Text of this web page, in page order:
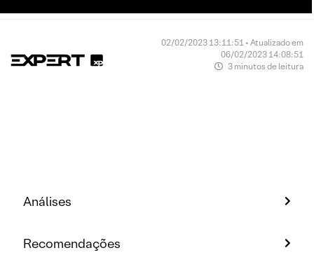
02/02/2023 13:11:51 • Atualizado em
06/02/2023 14:08:51
3 minutos de leitura
Análises
Recomendações